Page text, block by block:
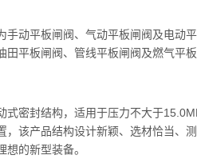
手动平板闸阀、气动平板闸阀及电动
田平板闸阀、管线平板闸阀及燃气平板
式密封结构，适用于压力不大于
，该产品结构设计新颖、选材恰当、
的新型装备。
Z960Y电动焊接高压闸阀